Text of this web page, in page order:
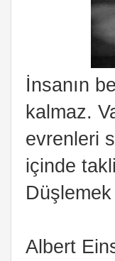
İnsanın
kalmaz.
evrenleri
içinde
Albert